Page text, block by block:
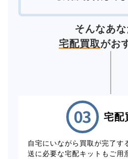
そんなあ
宅配買取がお
宅配
自宅にいながら買取が完了す
送に必要な宅配キットもご用